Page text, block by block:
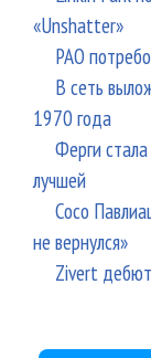
«Unshatter»
РАО
В сеть
1970 года
Ферги
лучшей
Сосо
не вернулся»
Zivert